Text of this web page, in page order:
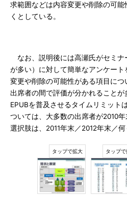
求範囲などは内容変更や削除の可
くとしている。
なお、説明後には高瀬氏がセミナ
が多い）に対して簡単なアンケー
変更や削除の可能性がある項目につ
出席者の間で評価が分かれること
EPUBを普及させるタイムリミット
ついては、大多数の出席者が2010
選択肢は、2011年末／2012年末／